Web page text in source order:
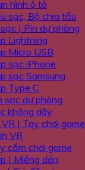
hình ô tô
sạc, Bộ chia tẩu
| Pin dự phòng
Lightning
Micro USB
sạc iPhone
sạc Samsung
Type C
sạc dự phòng
không dây
| Tay chơi game
VR
cầm chơi game
| Miếng dán